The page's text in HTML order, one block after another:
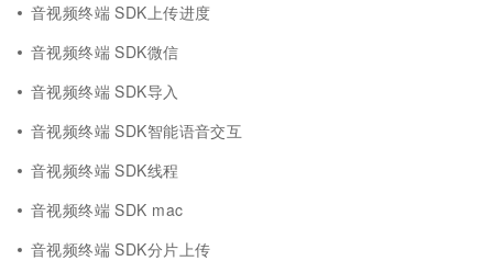
音视频终端 SDK上传进度
音视频终端 SDK微信
音视频终端 SDK导入
音视频终端 SDK智能语音交互
音视频终端 SDK线程
音视频终端 SDK mac
音视频终端 SDK分片上传